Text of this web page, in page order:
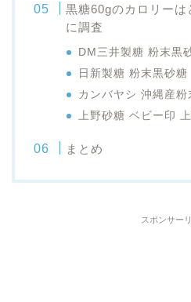
黒糖60gのカロリーは
に調査
DM三井製糖 粉末黒
日新製糖 粉末黒砂糖
カンバヤシ 沖縄産粉
上野砂糖 ベビー印
まとめ
スポンサー